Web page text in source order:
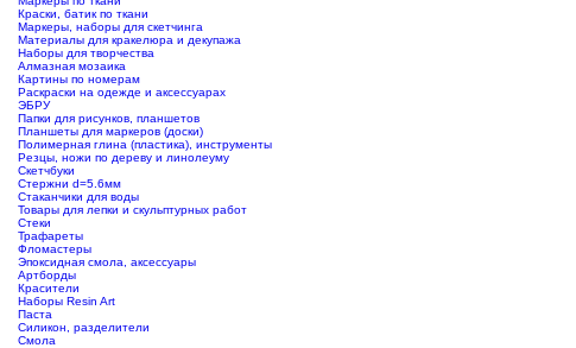
Краски, батик по ткани
Маркеры, наборы для скетчинга
Материалы для кракелюра и декупажа
Наборы для творчества
Алмазная мозаика
Картины по номерам
Раскраски на одежде и аксессуарах
ЭБРУ
Папки для рисунков, планшетов
Планшеты для маркеров (доски)
Полимерная глина (пластика), инструменты
Резцы, ножи по дереву и линолеуму
Скетчбуки
Стержни d=5.6мм
Стаканчики для воды
Товары для лепки и скульптурных работ
Стеки
Трафареты
Фломастеры
Эпоксидная смола, аксессуары
Артборды
Красители
Наборы Resin Art
Паста
Силикон, разделители
Смола